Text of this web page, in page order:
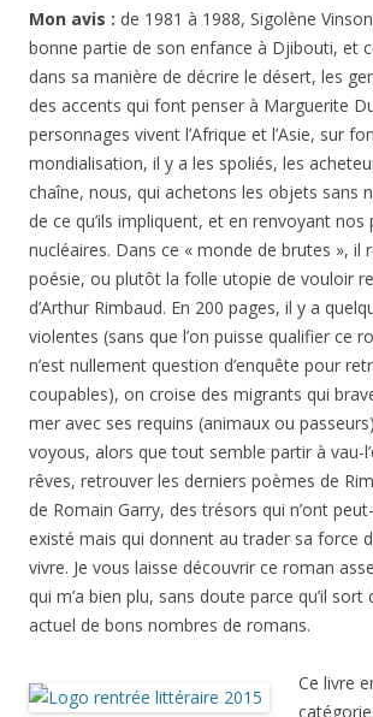
Mon avis : de 1981 à 1988, Sigolène
bonne partie de son enfance à Djibouti, et
dans sa manière de décrire le désert, les
des accents qui font penser à Marguerite
personnages vivent l’Afrique et l’Asie, sur
mondialisation, il y a les spoliés, les
chaîne, nous, qui achetons les objets sans
de ce qu’ils impliquent, et en renvoyant nos
nucléaires. Dans ce « monde de brutes », il
poésie, ou plutôt la folle utopie de vouloir
d’Arthur Rimbaud. En 200 pages, il y a
violentes (sans que l’on puisse qualifier ce
n’est nullement question d’enquête pour
coupables), on croise des migrants qui
mer avec ses requins (animaux ou
voyous, alors que tout semble partir à vau-
rêves, retrouver les derniers poèmes de
de Romain Garry, des trésors qui n’ont
existé mais qui donnent au trader sa force
vivre. Je vous laisse découvrir ce roman
qui m’a bien plu, sans doute parce qu’il
actuel de bons nombres de romans.
Ce livre